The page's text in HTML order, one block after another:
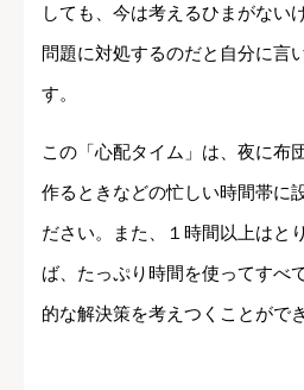
しても、今は考えるひまがない
問題に対処するのだと自分に言
す。
この「心配タイム」は、夜に布
作るときなどの忙しい時間帯に
ださい。また、１時間以上はと
ば、たっぷり時間を使ってすべ
的な解決策を考えつくことがで